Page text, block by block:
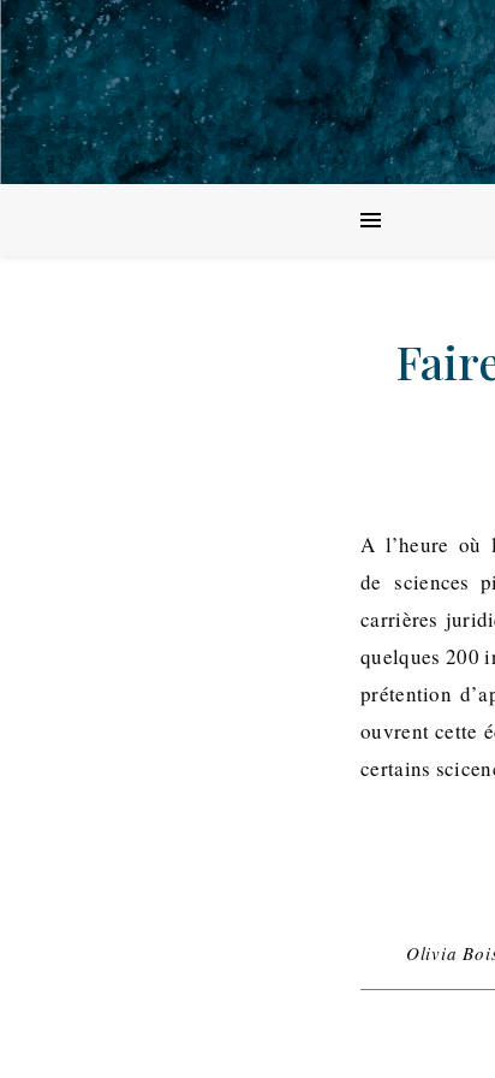
A l’heure où
de sciences
carrières
quelques 200
prétention
ouvrent cette
certains
Olivia